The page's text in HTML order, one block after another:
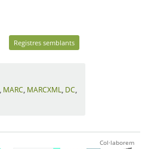
Registres semblants
MARC MARCXML DC
Col·laborem